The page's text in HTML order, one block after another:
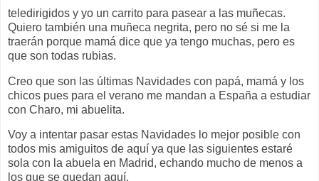
teledirigidos y yo un carrito para pasear a las muñecas.
Quiero también una muñeca negrita, pero no sé si me la
traerán porque mamá dice que ya tengo muchas, pero es
que son todas rubias.
Creo que son las últimas Navidades con papá, mamá y los
chicos pues para el verano me mandan a España a estudiar
con Charo, mi abuelita.
Voy a intentar pasar estas Navidades lo mejor posible con
todos mis amiguitos de aquí ya que las siguientes estaré
sola con la abuela en Madrid, echando mucho de menos a
los que se quedan aquí.